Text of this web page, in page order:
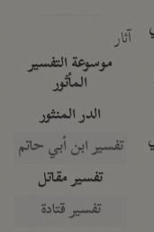
آثار
موسوعة التفسير
المأثور
الدر المنثور
تفسير ابن أبي حاتم
تفسير مقاتل
تفسير قتادة